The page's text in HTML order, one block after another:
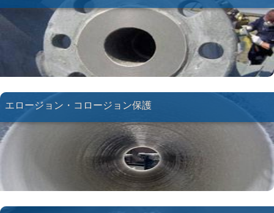
エロージョン・コロージョン保護